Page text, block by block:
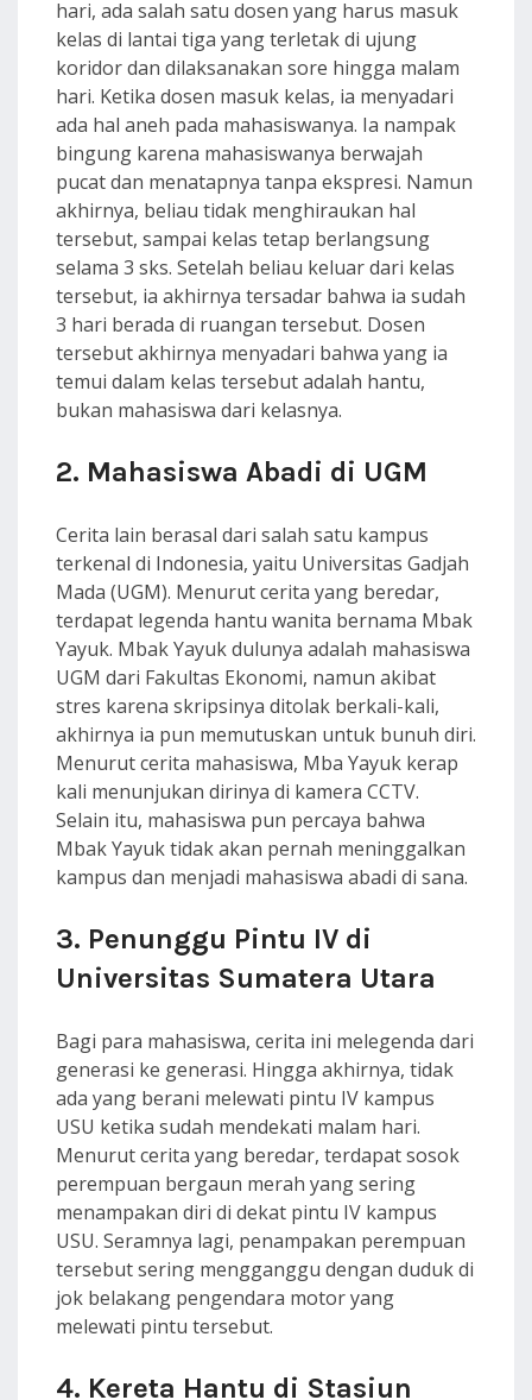
hari, ada salah satu dosen yang harus masuk
kelas di lantai tiga yang terletak di ujung
koridor dan dilaksanakan sore hingga malam
hari. Ketika dosen masuk kelas, ia menyadari
ada hal aneh pada mahasiswanya. Ia nampak
bingung karena mahasiswanya berwajah
pucat dan menatapnya tanpa ekspresi. Namun
akhirnya, beliau tidak menghiraukan hal
tersebut, sampai kelas tetap berlangsung
selama 3 sks. Setelah beliau keluar dari kelas
tersebut, ia akhirnya tersadar bahwa ia sudah
3 hari berada di ruangan tersebut. Dosen
tersebut akhirnya menyadari bahwa yang ia
temui dalam kelas tersebut adalah hantu,
bukan mahasiswa dari kelasnya.
2. Mahasiswa Abadi di UGM
Cerita lain berasal dari salah satu kampus
terkenal di Indonesia, yaitu Universitas Gadjah
Mada (UGM). Menurut cerita yang beredar,
terdapat legenda hantu wanita bernama Mbak
Yayuk. Mbak Yayuk dulunya adalah mahasiswa
UGM dari Fakultas Ekonomi, namun akibat
stres karena skripsinya ditolak berkali-kali,
akhirnya ia pun memutuskan untuk bunuh diri.
Menurut cerita mahasiswa, Mba Yayuk kerap
kali menunjukan dirinya di kamera CCTV.
Selain itu, mahasiswa pun percaya bahwa
Mbak Yayuk tidak akan pernah meninggalkan
kampus dan menjadi mahasiswa abadi di sana.
3. Penunggu Pintu IV di
Universitas Sumatera Utara
Bagi para mahasiswa, cerita ini melegenda dari
generasi ke generasi. Hingga akhirnya, tidak
ada yang berani melewati pintu IV kampus
USU ketika sudah mendekati malam hari.
Menurut cerita yang beredar, terdapat sosok
perempuan bergaun merah yang sering
menampakan diri di dekat pintu IV kampus
USU. Seramnya lagi, penampakan perempuan
tersebut sering mengganggu dengan duduk di
jok belakang pengendara motor yang
melewati pintu tersebut.
4. Kereta Hantu di Stasiun